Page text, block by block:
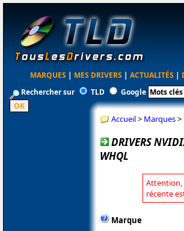
MARQUES | MES DRIVERS | ACTUALITÉS |
Rechercher sur
TLD Google
Accueil> Marques>
DRIVERS
WHQL
Attention,
récente
Marque